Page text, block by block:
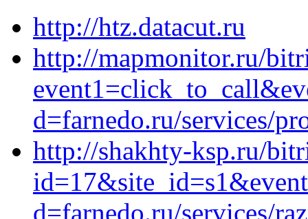
http://htz.datacut.ru
http://mapmonitor.ru/
d=farnedo.ru/services/
http://shakhty-ksp.ru/
d=farnedo.ru/services/